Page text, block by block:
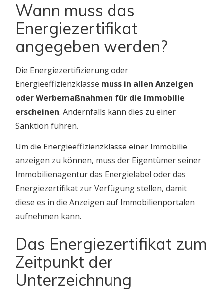
Wann muss das
Energiezertifikat
angegeben werden?
Die Energiezertifizierung oder
Energieeffizienzklasse muss in allen Anzeigen
oder Werbemaßnahmen für die Immobilie
erscheinen. Andernfalls kann dies zu einer
Sanktion führen.
Um die Energieeffizienzklasse einer Immobilie
anzeigen zu können, muss der Eigentümer seiner
Immobilienagentur das Energielabel oder das
Energiezertifikat zur Verfügung stellen, damit
diese es in die Anzeigen auf Immobilienportalen
aufnehmen kann.
Das Energiezertifikat zum
Zeitpunkt der
Unterzeichnung